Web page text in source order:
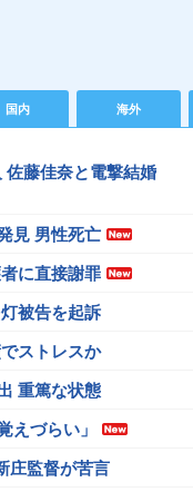
国内 海外
佐藤佳奈と電撃結婚
見 男性死亡
に直接謝罪
被告を起訴
ストレスか
重篤な状態
えづらい」
庄監督が苦言